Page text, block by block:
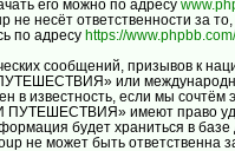
его можно по адресу
несёт ответственности за
по адресу https://www.phpbb.com/
сообщений, призывов к
или
известность, если мы
имеют право
будет храниться в
может быть ответственна за